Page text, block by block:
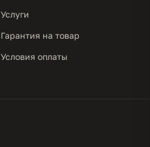
Услуги
Гарантия на товар
Условия оплаты